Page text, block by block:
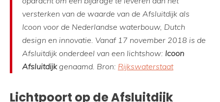
versterken van de waarde van de Afsluitdijk als
Icoon voor de Nederlandse waterbouw, Dutch
design en innovatie. Vanaf 17 november 2018 is de
Afsluitdijk onderdeel van een lichtshow: Icoon
Afsluitdijkgenaamd. Bron: Rijkswaterstaat
Lichtpoort op de Afsluitdijk